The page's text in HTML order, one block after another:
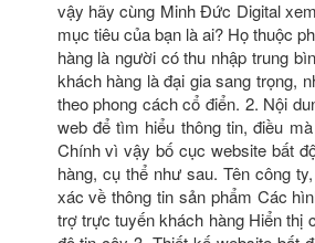
vậy hãy cùng Minh Đức Digital
mục tiêu của bạn là ai? Họ thuộc
hàng là người có thu nhập trung
khách hàng là đại gia sang trọng,
theo phong cách cổ điển. 2. Nội
web để tìm hiểu thông tin, điều
Chính vì vậy bố cục website bất
hàng, cụ thể như sau. Tên công
xác về thông tin sản phẩm Các
trợ trực tuyến khách hàng Hiển thị